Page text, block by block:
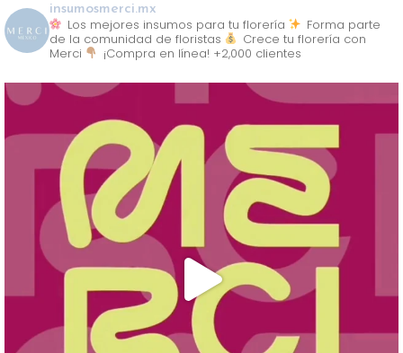
insumosmerci.mx
Los mejores insumos para tu florería
Forma parte
de la comunidad de floristas
Crece tu florería con
Merci
¡Compra en línea! +2,000 clientes